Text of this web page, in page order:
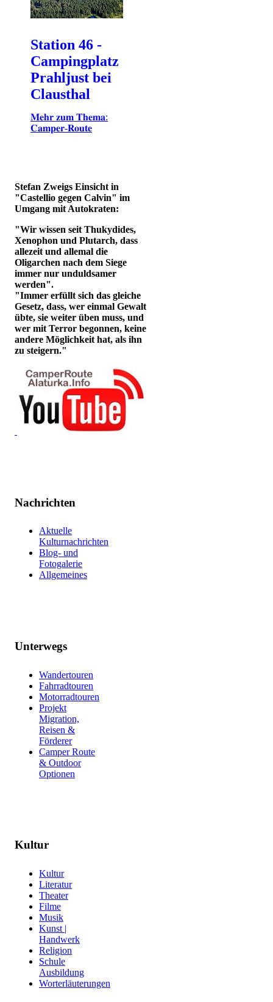
Station 46 -
Campingplatz
Prahljust bei
Clausthal
𝐌𝐞𝐡𝐫 𝐳𝐮𝐦 𝐓𝐡𝐞𝐦𝐚:
𝐂𝐚𝐦𝐩𝐞𝐫-𝐑𝐨𝐮𝐭𝐞
Stefan Zweigs Einsicht in
"Castellio gegen Calvin" im
Umgang mit Autokraten:
"Wir wissen seit Thukydides,
Xenophon und Plutarch, dass
allezeit und allemal die
Oligarchen nach dem Siege
immer nur unduldsamer
werden".
"Immer erfüllt sich das gleiche
Gesetz, dass, wer einmal Gewalt
übte, sie weiter üben muss, und
wer mit Terror begonnen, keine
andere Möglichkeit hat, als ihn
zu steigern."
Nachrichten
Aktuelle
Kulturnachrichten
Blog- und
Fotogalerie
Allgemeines
Unterwegs
Wandertouren
Fahrradtouren
Motorradtouren
Projekt
Migration,
Reisen &
Förderer
Camper Route
& Outdoor
Optionen
Kultur
Kultur
Literatur
Theater
Filme
Musik
Kunst |
Handwerk
Religion
Schule
Ausbildung
Worterläuterungen